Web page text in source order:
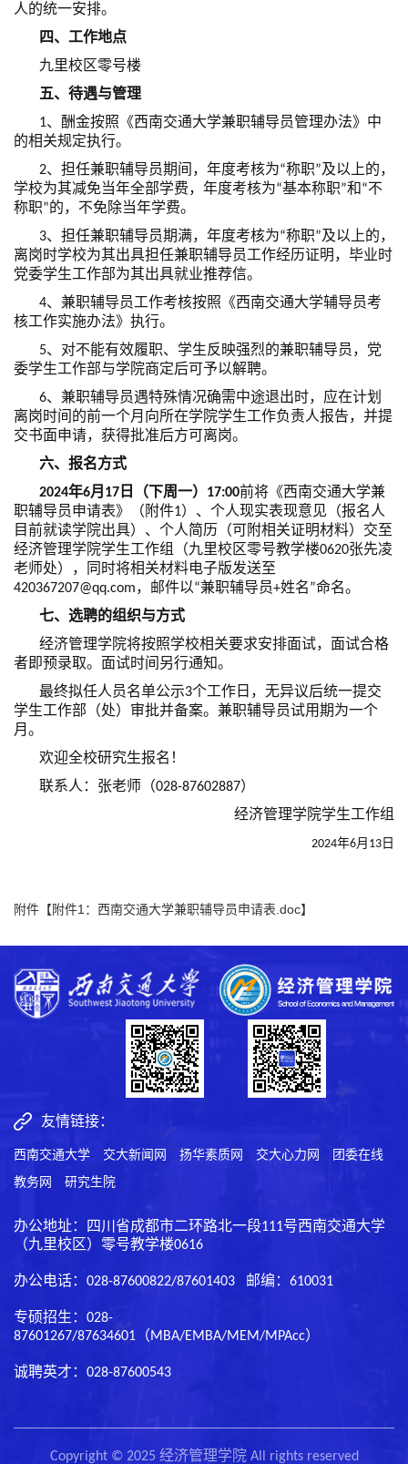
人的统一安排。
四、工作地点
九里校区零号楼
五、待遇与管理
1、酬金按照《西南交通大学兼职辅导员管理办法》中
的相关规定执行。
2、担任兼职辅导员期间，年度考核为“称职”及以上的，
学校为其减免当年全部学费，年度考核为“基本称职”和“不
称职”的，不免除当年学费。
3、担任兼职辅导员期满，年度考核为“称职”及以上的，
离岗时学校为其出具担任兼职辅导员工作经历证明，毕业时
党委学生工作部为其出具就业推荐信。
4、兼职辅导员工作考核按照《西南交通大学辅导员考
核工作实施办法》执行。
5、对不能有效履职、学生反映强烈的兼职辅导员，党
委学生工作部与学院商定后可予以解聘。
6、兼职辅导员遇特殊情况确需中途退出时，应在计划
离岗时间的前一个月向所在学院学生工作负责人报告，并提
交书面申请，获得批准后方可离岗。
六、报名方式
2024年6月17日
（下周一） 17:00前将《西南交通大学兼
职辅导员申请表》（附件1）、个人现实表现意见（报名人
目前就读学院出具）、个人简历（可附相关证明材料）交至
经济管理学院学生工作组（九里校区零号教学楼0620张先凌
老师处），同时将相关材料电子版发送至
420367207@qq.com，邮件以“兼职辅导员+姓名”命名。
七、选聘的组织与方式
经济管理学院将按照学校相关要求安排面试，面试合格
者即预录取。面试时间另行通知。
最终拟任人员名单公示3个工作日，无异议后统一提交
学生工作部（处）审批并备案。兼职辅导员试用期为一个
月。
欢迎全校研究生报名！
联系人：张老师（028-87602887）
经济管理学院学生工作组
2024年6月 13 日
附件【附件1：西南交通大学兼职辅导员申请表.doc】
友情链接：
西南交通大学 交大新闻网 扬华素质网 交大心力网
团委在线
教务网
研究生院
办公地址：四川省成都市二环路北一段111号西南交通大学
（九里校区）零号教学楼0616
办公电话：028-87600822/87601403 邮编：610031
专硕招生：028-
87601267/87634601（MBA/EMBA/MEM/MPAcc）
诚聘英才：028-87600543
Copyright © 2025 经济管理学院 All rights reserved